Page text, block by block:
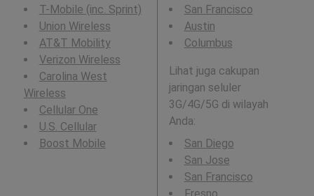
T-Mobile (inc. Sprint)
Union Wireless
AT&T Mobility
Verizon Wireless
Carolina West
Wireless
Cellular One
U.S. Cellular
Boost Mobile
San Francisco
Austin
Columbus
Lihat juga cakupan
jaringan seluler
3G/4G/5G di wilayah
Anda:
San Diego
San Jose
San Francisco